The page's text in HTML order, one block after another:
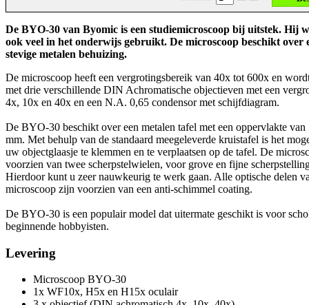
De BYO-30 van Byomic is een studiemicroscoop bij uitstek. Hij
ook veel in het onderwijs gebruikt. De microscoop beschikt over
stevige metalen behuizing.
De microscoop heeft een vergrotingsbereik van 40x tot 600x en
met drie verschillende DIN Achromatische objectieven met een
4x, 10x en 40x en een N.A. 0,65 condensor met schijfdiagram.
De BYO-30 beschikt over een metalen tafel met een oppervlakte van
mm. Met behulp van de standaard meegeleverde kruistafel is het
uw objectglaasje te klemmen en te verplaatsen op de tafel. De
voorzien van twee scherpstelwielen, voor grove en fijne
Hierdoor kunt u zeer nauwkeurig te werk gaan. Alle optische delen
microscoop zijn voorzien van een anti-schimmel coating.
De BYO-30 is een populair model dat uitermate geschikt is voor
beginnende hobbyisten.
Levering
Microscoop BYO-30
1x WF10x, H5x en H15x oculair